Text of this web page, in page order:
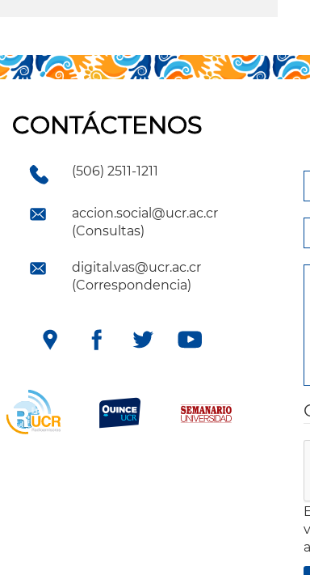
CONTÁCTENOS
(506) 2511-1211
accion.social@ucr.ac.cr
(Consultas)
digital.vas@ucr.ac.cr
(Correspondencia)